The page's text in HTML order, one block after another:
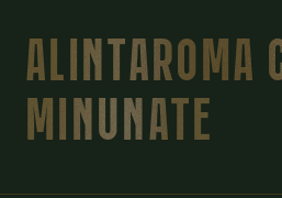
ALINTAROMA
MINUNATE